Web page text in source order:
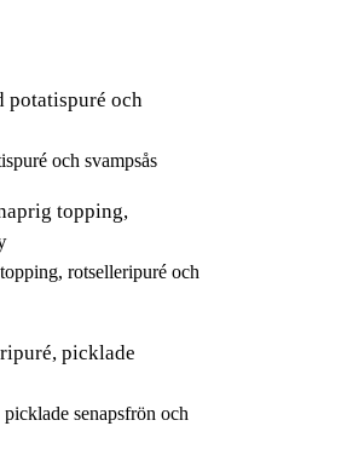
och svampsås
rotselleripuré och
senapsfrön och